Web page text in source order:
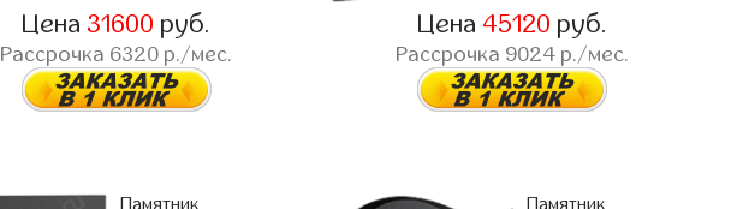
Цена 31600 руб.
Рассрочка 6320 р./мес.
Цена 45120 руб.
Рассрочка 9024р./мес.
Памятник Памятник